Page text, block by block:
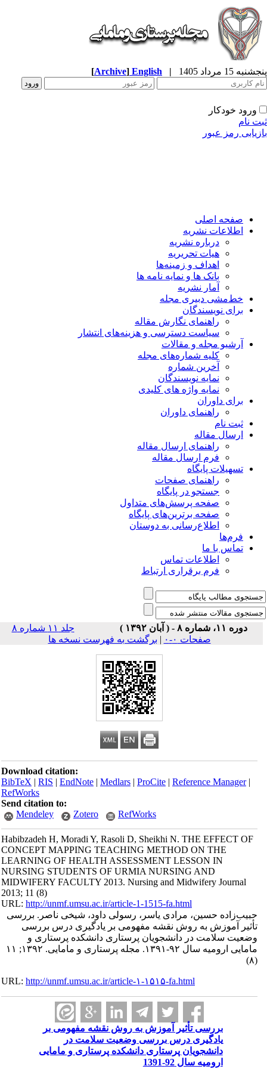
15 مرداد 1405 |
English
[Archive]
ورود خودکار
نام
رمز عبور
صفحه اصلی
اطلاعات نشریه
درباره نشریه
هیات تحریریه
اهداف و زمینه‌ها
بانک ها و نمایه نامه ها
آمار نشریه
خط‌مشی دبیری مجله
برای نویسندگان
راهنمای نگارش مقاله
سیاست دسترسی و هزینه‌های انتشار
آرشیو مجله و مقالات
کلیه شماره‌های مجله
آخرین شماره
نمایه نویسندگان
نمایه واژه های کلیدی
برای داوران
راهنمای داوران
ثبت نام
ارسال مقاله
راهنمای ارسال مقاله
فرم ارسال مقاله
تسهیلات پایگاه
راهنمای صفحات
جستجو در پایگاه
صفحه پرسش‌های متداول
صفحه برترین‌های پایگاه
اطلاع‌رسانی به دوستان
فرم‌ها
تماس با ما
اطلاعات تماس
فرم برقراری ارتباط
دوره ۱۱، شماره ۸ - ( آبان ۱۳۹۲ )
جلد ۱۱ شماره ۸
صفحات ۰-۰
| برگشت به فهرست نسخه ها
Download citation:
BibTeX|RIS|EndNote|Medlars|ProCite|Reference Manager
RefWorks
Send citation to:
Mendeley
Zotero RefWorks
Habibzadeh H, Moradi Y, Rasoli D, Sheikhi N. THE EFFECT OF
CONCEPT MAPPING TEACHING METHOD ON THE
LEARNING OF HEALTH ASSESSMENT LESSON IN
NURSING STUDENTS OF URMIA NURSING AND
MIDWIFERY FACULTY 2013. Nursing and Midwifery Journal
2013; 11 (8)
URL:http://unmf.umsu.ac.ir/article-1-1515-fa.html
حبیب‌زاده حسین، مرادی یاسر، رسولی داود، شیخی ناصر. بررسی
تأثیر آموزش به روش نقشه مفهومی بر یادگیری درس بررسی
وضعیت سلامت در دانشجویان پرستاری دانشکده پرستاری و
مامایی ارومیه سال ۹۲-۱۳۹۱. مجله پرستاری و مامایی. ۱۳۹۲; ۱۱
URL:http://unmf.umsu.ac.ir/article-۱-۱۵۱۵-fa.html
بررسی تأثیر آموزش به روش نقشه مفهومی بر
یادگیری درس بررسی وضعیت سلامت در
دانشجویان پرستاری دانشکده پرستاری و مامایی
ارومیه سال 92-1391